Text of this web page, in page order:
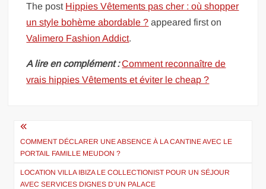
The post Hippies Vêtements pas cher : où shopper
un style bohème abordable ? appeared first on
Valimero Fashion Addict.
A lire en complément : Comment reconnaître de
vrais hippies Vêtements et éviter le cheap ?
Navigation
de
l’article
COMMENT DÉCLARER UNE ABSENCE À LA CANTINE AVEC LE
PORTAIL FAMILLE MEUDON ?
LOCATION VILLA IBIZA LE COLLECTIONIST POUR UN SÉJOUR
AVEC SERVICES DIGNES D’UN PALACE